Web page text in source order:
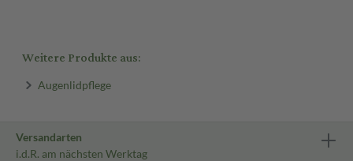
Weitere Produkte aus:
Augenlidpflege
Versandarten
i.d.R. am nächsten Werktag